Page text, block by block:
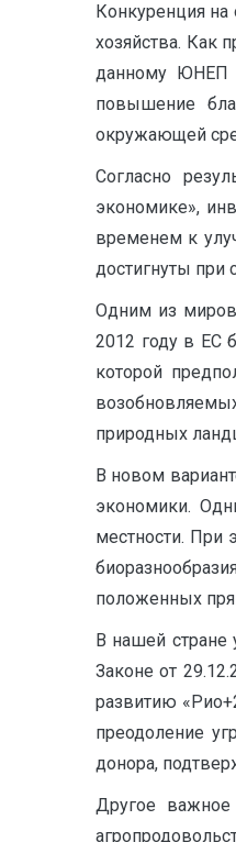
Конкуренция на
хозяйства. Как
данному ЮНЕП
повышение
окружающей
Согласно
экономике»,
временем к
достигнуты при
Одним из
2012 году в ЕС
которой
природных
В новом
экономики.
местности. При
положенных
В нашей стране
Законе от
развитию
преодоление
донора,
Другое важное